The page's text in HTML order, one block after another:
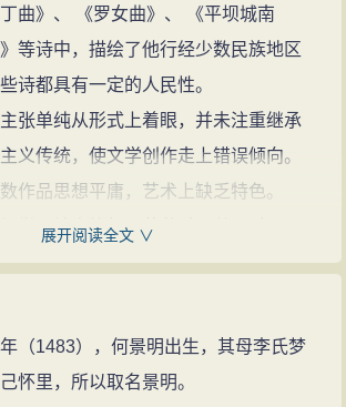
》、 《罗女曲》、 《平坝城南
等诗中，描绘了他行经少数民族地区
诗都具有一定的人民性。
单纯从形式上着眼，并未注重继承
义传统，使文学创作走上错误倾向。
作品思想平庸，艺术上缺乏特色。
，端方笃行。著辞赋32篇、诗1560
另《校汉魏诗》14卷、《何景明诗集》
30卷、《大复集》38卷、《谢礼直节
杂言》、《学约》等十多种。 所著多收
经译为多国外文，在国外也有一定的
展开阅读全文 ∨
1483），何景明出生，其母李氏梦
怀里，所以取名景明。